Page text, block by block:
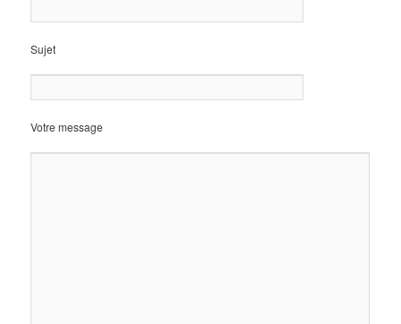
Sujet
Votre message